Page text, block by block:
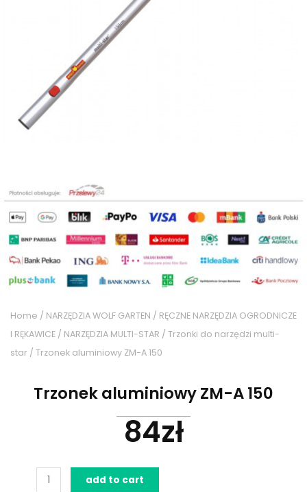
Home / NARZĘDZIA WOLF GARTEN / RĘCZNE NARZĘDZIA OGRODNICZE
I RĘKAWICE / NARZĘDZIA MULTI-STAR / Trzonki do narzędzi multi-
star / Trzonek aluminiowy ZM-A 150
Trzonek aluminiowy ZM-A 150
84zł
Trzonek
aluminiowy
add to cart